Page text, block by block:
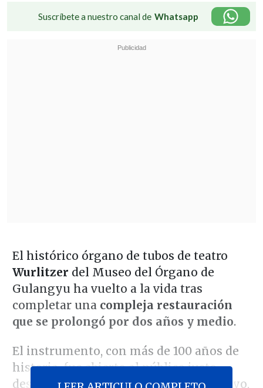
Suscríbete a nuestro canal de Whatsapp
El histórico órgano de tubos de teatro
Wurlitzer del Museo del Órgano de
Gulangyu ha vuelto a la vida tras
completar una compleja restauración
que se prolongó por dos años y medio.
El instrumento, con más de 100 años de
historia, fue abierto al público justo
después del feriado del Primero de Mayo,